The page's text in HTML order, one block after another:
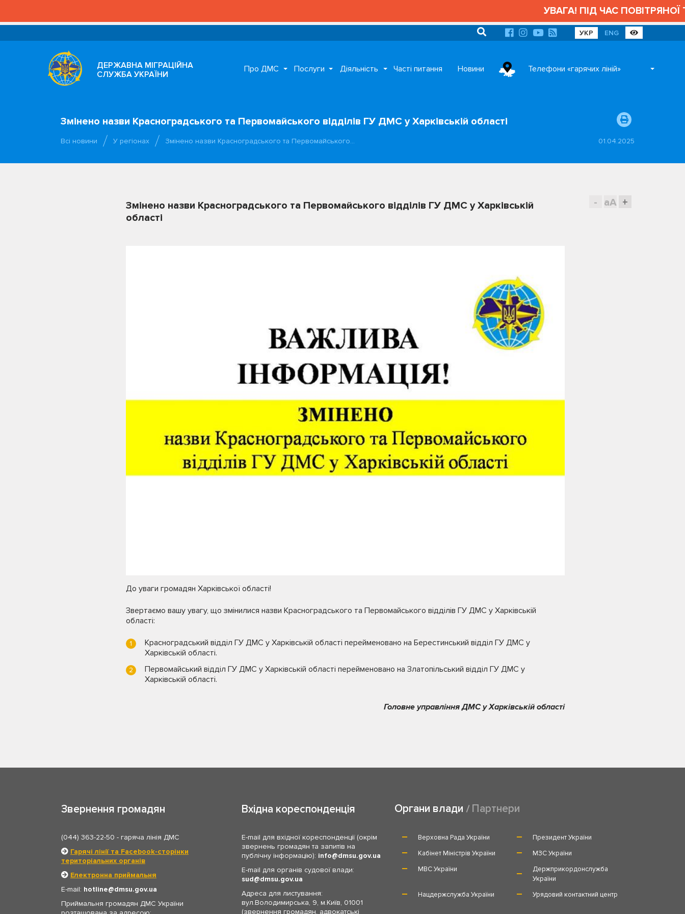
УВАГА! ПІД ЧАС ПОВІТРЯНОЇ
УКР ENG
ДЕРЖАВНА МІГРАЦІЙНА
СЛУЖБА УКРАЇНИ
Про ДМС Послуги Діяльність Часті питання Новини Телефони «гарячих ліній»
Змінено назви Красноградського та Первомайського відділів ГУ ДМС у Харківській області
Всі новини У регіонах Змінено назви Красноградського та Первомайського… 01.04.2025
- aA +
Змінено назви Красноградського та Первомайського відділів ГУ ДМС у Харківській
області
До уваги громадян Харківської області!
Звертаємо вашу увагу, що змінилися назви Красноградського та Первомайського відділів ГУ ДМС у Харківській
області:
Красноградський відділ ГУ ДМС у Харківській області перейменовано на Берестинський відділ ГУ ДМС у
Харківській області.
Первомайський відділ ГУ ДМС у Харківській області перейменовано на Златопільський відділ ГУ ДМС у
Харківській області.
Головне управління ДМС у Харківській області
Звернення громадян
(044) 363-22-50 - гаряча лінія ДМС
Гарячі лінії та Facebook-сторінки
територіальних органів
Електронна приймальня
E-mail: hotline
dmsu.gov.ua
Приймальня громадян ДМС України
Вхідна кореспонденція
E-mail для вхідної кореспонденції (окрім
звернень громадян та запитів на
публічну інформацію): info
dmsu.gov.ua
E-mail для органів судової влади:
sud
dmsu.gov.ua
Адреса для листування:
вул.Володимирська, 9, м.Київ, 01001
(звернення громадян, адвокатські
Органи влади Партнери
Верховна Рада України
Президент України
Кабінет Міністрів України
МЗС України
МВС України
Держприкордонслужба
України
Нацдержслужба України
Урядовий контактний центр